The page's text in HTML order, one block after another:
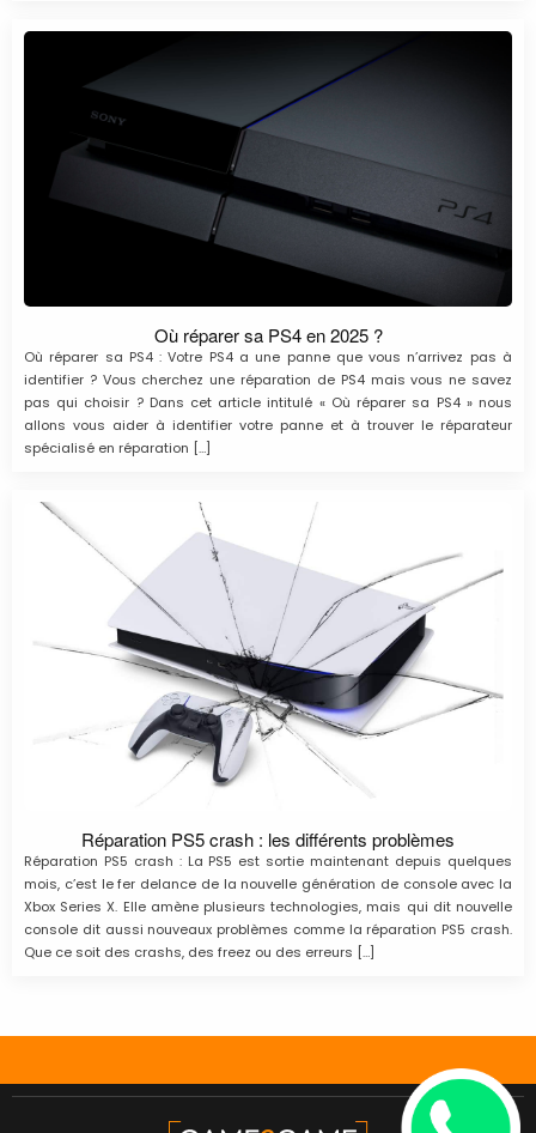
Où réparer sa PS4 en 2025 ?
Où réparer sa PS4 : Votre PS4 a une panne que vous n’arrivez pas à
identifier ? Vous cherchez une réparation de PS4 mais vous ne savez
pas qui choisir ? Dans cet article intitulé « Où réparer sa PS4 » nous
allons vous aider à identifier votre panne et à trouver le réparateur
spécialisé en réparation […]
Réparation PS5 crash : les différents problèmes
Réparation PS5 crash : La PS5 est sortie maintenant depuis quelques
mois, c’est le fer delance de la nouvelle génération de console avec la
Xbox Series X. Elle amène plusieurs technologies, mais qui dit nouvelle
console dit aussi nouveaux problèmes comme la réparation PS5 crash.
Que ce soit des crashs, des freez ou des erreurs […]